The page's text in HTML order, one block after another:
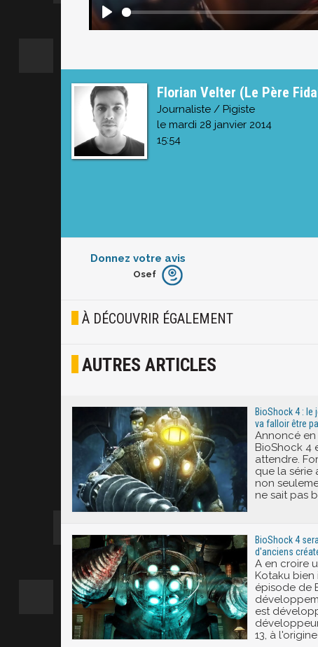
Florian Velter (Le Père
Journaliste / Pigiste
le mardi 28 janvier 2014
15:54
Donnez votre avis
Furieux
Joyeux
Osef
À DÉCOUVRIR ÉGALEMENT
AUTRES ARTICLES
BioShock 4 : le
va falloir être
Annoncé en
BioShock 4
attendre.
que la série
non
ne sait pas
BioShock 4
d'anciens
A en croire
Kotaku bien
épisode de
est
13, à